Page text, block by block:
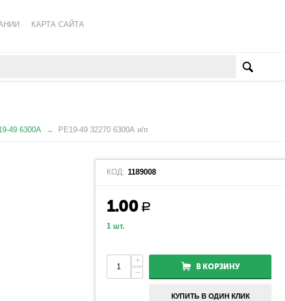
КАРТА САЙТА
49 6300А РЕ19-49 32270 6300А и/п
КОД: 1189008
1.00 Р
1 шт.
+
−
В КОРЗИНУ
КУПИТЬ В ОДИН КЛИК